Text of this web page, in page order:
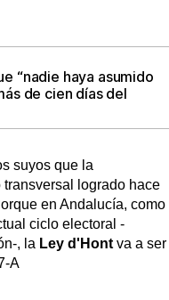
“nadie haya asumido
de cien días del
suyos que la
logrado hace
en Andalucía, como
ciclo electoral -
, la Ley d'Hont va a ser
A